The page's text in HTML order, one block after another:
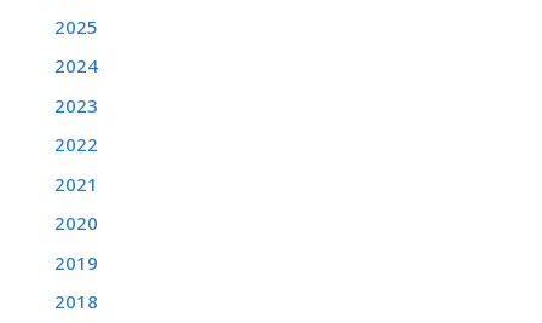
2025
2024
2023
2022
2021
2020
2019
2018